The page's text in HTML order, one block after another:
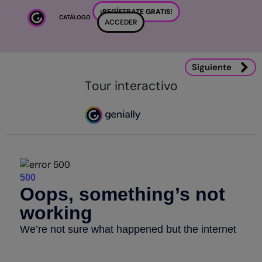
Salta al contenido principal
CATÁLOGO
¡REGÍSTRATE GRATIS!
ACCEDER
Tour interactivo
Siguiente